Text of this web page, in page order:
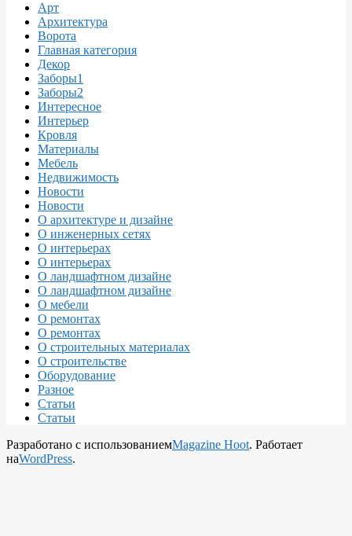
Арт
Архитектура
Ворота
Главная категория
Декор
Заборы1
Заборы2
Интересное
Интерьер
Кровля
Материалы
Мебель
Недвижимость
Новости
Новости
О архитектуре и дизайне
О инженерных сетях
О интерьерах
О интерьерах
О ландшафтном дизайне
О ландшафтном дизайне
О мебели
О ремонтах
О ремонтах
О строительных материалах
О строительстве
Оборудование
Разное
Статьи
Статьи
Разработано с использованиемMagazine Hoot. Работает
наWordPress.